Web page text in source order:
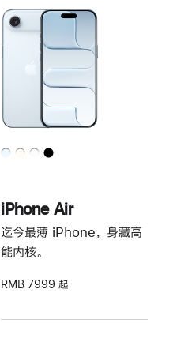
iPhone Air
迄今最薄 iPhone， 身藏高
能内核。
RMB 7999 起